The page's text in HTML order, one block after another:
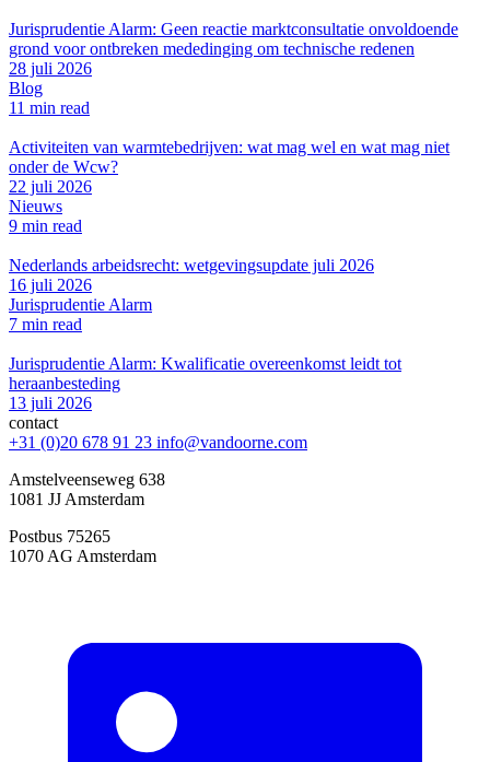
Jurisprudentie Alarm: Geen reactie marktconsultatie onvoldoende
grond voor ontbreken mededinging om technische redenen
28 juli 2026
Blog
11 min read
Activiteiten van warmtebedrijven: wat mag wel en wat mag niet
onder de Wcw?
22 juli 2026
Nieuws
9 min read
Nederlands arbeidsrecht: wetgevingsupdate juli 2026
16 juli 2026
Jurisprudentie Alarm
7 min read
Jurisprudentie Alarm: Kwalificatie overeenkomst leidt tot
heraanbesteding
13 juli 2026
contact
+31 (0)20 678 91 23 info@vandoorne.com
Amstelveenseweg 638
1081 JJ Amsterdam
Postbus 75265
1070 AG Amsterdam